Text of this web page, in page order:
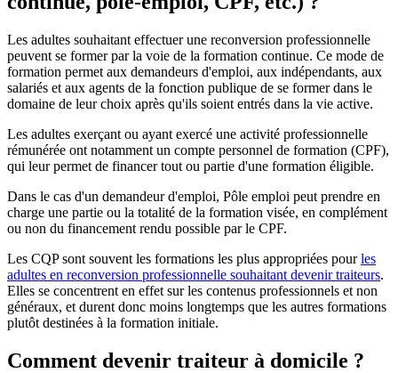
Les adultes souhaitant effectuer une reconversion professionnelle
peuvent se former par la voie de la formation continue. Ce mode de
formation permet aux demandeurs d'emploi, aux indépendants, aux
salariés et aux agents de la fonction publique de se former dans le
domaine de leur choix après qu'ils soient entrés dans la vie active.
Les adultes exerçant ou ayant exercé une activité professionnelle
rémunérée ont notamment un compte personnel de formation (CPF),
qui leur permet de financer tout ou partie d'une formation éligible.
Dans le cas d'un demandeur d'emploi, Pôle emploi peut prendre en
charge une partie ou la totalité de la formation visée, en complément
ou non du financement rendu possible par le CPF.
Les CQP sont souvent les formations les plus appropriées pourles
adultes en reconversion professionnelle souhaitant devenir traiteurs.
Elles se concentrent en effet sur les contenus professionnels et non
généraux, et durent donc moins longtemps que les autres formations
plutôt destinées à la formation initiale.
Comment devenir traiteur à domicile ?